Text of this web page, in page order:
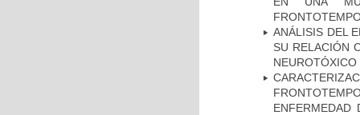
ANÁLISIS DEL
SU RELACIÓN
NEUROTÓXICO
ENFERMEDAD